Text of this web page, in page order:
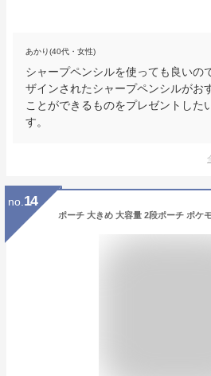
あかり(40代・女性)
シャープペンシルを使っても良いの
ザインされたシャープペンシルがお
ことができるものをプレゼントした
す。
no. 14